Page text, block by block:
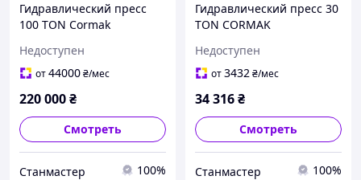
Гидравлический пресс
100 TON Cormak
Недоступен
от44000₴/мес
220 000₴
Смотреть
Станмастер 100%
Гидравлический пресс 30
TON CORMAK
Недоступен
от3432₴/мес
34 316₴
Смотреть
Станмастер 100%